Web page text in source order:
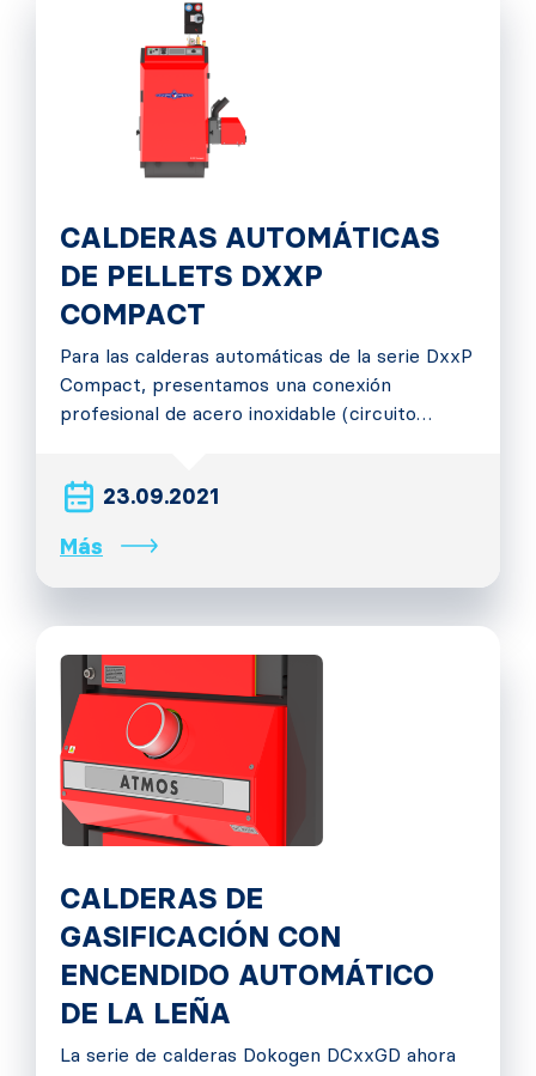
CALDERAS AUTOMÁTICAS
DE PELLETS DXXP
COMPACT
Para las calderas automáticas de la serie DxxP
Compact, presentamos una conexión
profesional de acero inoxidable (circuito…
23.09.2021
Más
CALDERAS DE
GASIFICACIÓN CON
ENCENDIDO AUTOMÁTICO
DE LA LEÑA
La serie de calderas Dokogen DCxxGD ahora